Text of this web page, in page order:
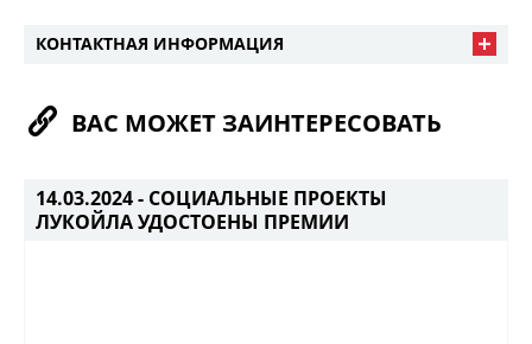
КОНТАКТНАЯ ИНФОРМАЦИЯ
ВАС МОЖЕТ ЗАИНТЕРЕСОВАТЬ
14.03.2024 - СОЦИАЛЬНЫЕ ПРОЕКТЫ
ЛУКОЙЛА УДОСТОЕНЫ ПРЕМИИ